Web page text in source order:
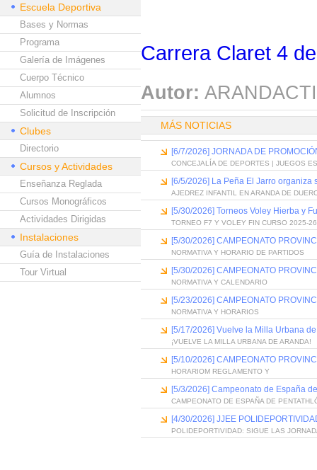
Escuela Deportiva
Bases y Normas
Programa
Galería de Imágenes
Cuerpo Técnico
Alumnos
Solicitud de Inscripción
Clubes
Directorio
Cursos y Actividades
Enseñanza Reglada
Cursos Monográficos
Actividades Dirigidas
Instalaciones
Guía de Instalaciones
Tour Virtual
Carrera Claret 4
Autor:
MÁS NOTICIAS
[6/7/2026] JORNADA DE
CONCEJALÍA DE DEPORTES | JUEGOS
[6/5/2026] La Peña El Jarro organiza
AJEDREZ INFANTIL EN ARANDA DE
[5/30/2026] Torneos Voley Hierba y
TORNEO F7 Y VOLEY FIN CURSO 2025-
[5/30/2026] CAMPEONATO
NORMATIVA Y HORARIO DE PARTIDOS
[5/30/2026] CAMPEONATO
NORMATIVA Y CALENDARIO
[5/23/2026] CAMPEONATO
NORMATIVA Y HORARIOS
[5/17/2026] Vuelve la Milla Urbana
¡VUELVE LA MILLA URBANA DE ARANDA!
[5/10/2026] CAMPEONATO
HORARIOM REGLAMENTO Y
[5/3/2026] Campeonato de España
CAMPEONATO DE ESPAÑA DE
[4/30/2026] JJEE
POLIDEPORTIVIDAD: SIGUE LAS